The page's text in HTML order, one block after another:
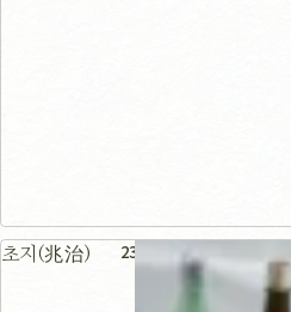
초지(兆治) 23m